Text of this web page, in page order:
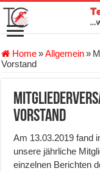
Home»Allgemein»
Vorstand
Vorstand
Am 13.03.2019 fand
unsere jährliche
einzelnen Berichten